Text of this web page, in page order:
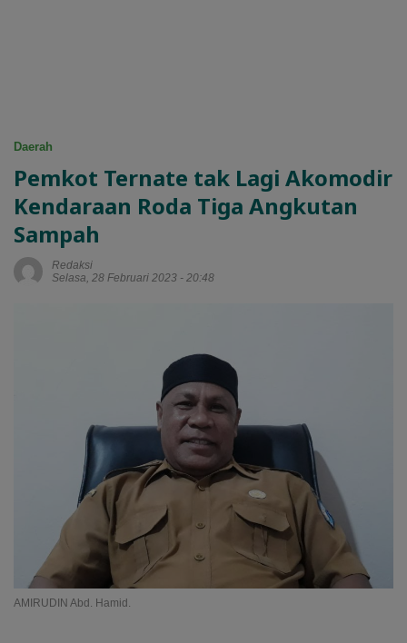
Daerah
Pemkot Ternate tak Lagi Akomodir
Kendaraan Roda Tiga Angkutan
Sampah
Redaksi
Selasa, 28 Februari 2023 - 20:48
AMIRUDIN Abd. Hamid.